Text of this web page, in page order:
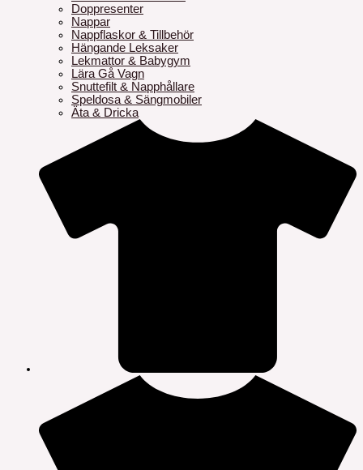
Doppresenter
Nappar
Nappflaskor & Tillbehör
Hängande Leksaker
Lekmattor & Babygym
Lära Gå Vagn
Snuttefilt & Napphållare
Speldosa & Sängmobiler
Äta & Dricka